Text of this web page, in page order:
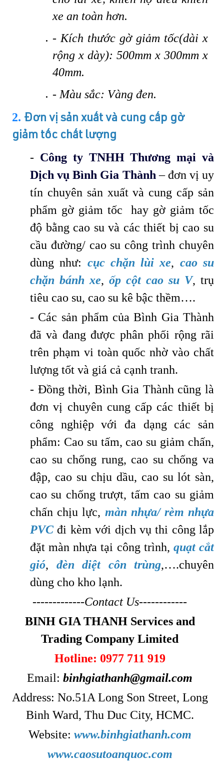
xe an toàn hơn.
- Kích thước gờ giảm tốc(dài x
rộng x dày): 500mm x 300mm x
40mm.
- Màu sắc: Vàng đen.
2. Đơn vị sản xuất và cung cấp gờ
giảm tốc chất lượng
- Công ty TNHH Thương mại và
Dịch vụ Bình Gia Thành – đơn vị uy
tín chuyên sản xuất và cung cấp sản
phẩm gờ giảm tốc hay gờ giảm tốc
độ bằng cao su và các thiết bị cao su
cầu đường/ cao su công trình chuyên
dùng như: cục chặn lùi xe, cao su
chặn bánh xe, ốp cột cao su V, trụ
tiêu cao su, cao su kê bậc thềm….
- Các sản phẩm của Bình Gia Thành
đã và đang được phân phối rộng rãi
trên phạm vi toàn quốc nhờ vào chất
lượng tốt và giá cả cạnh tranh.
- Đồng thời, Bình Gia Thành cũng là
đơn vị chuyên cung cấp các thiết bị
công nghiệp với đa dạng các sản
phẩm: Cao su tấm, cao su giảm chấn,
cao su chống rung, cao su chống va
đập, cao su chịu dầu, cao su lót sàn,
cao su chống trượt, tấm cao su giảm
chấn chịu lực, màn nhựa/ rèm nhựa
PVCđi kèm với dịch vụ thi công lắp
đặt màn nhựa tại công trình, quạt cắt
gió, đèn diệt côn trùng,….chuyên
dùng cho kho lạnh.
-------------Contact Us------------
BINH GIA THANH Services and
Trading Company Limited
Hotline: 0977 711 919
Email:binhgiathanh@gmail.com
Address: No.51A Long Son Street, Long
Binh Ward, Thu Duc City, HCMC.
Website: www.binhgiathanh.com
www.caosutoanquoc.com